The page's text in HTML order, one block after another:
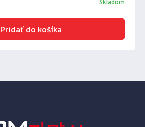
Pridať do košíka